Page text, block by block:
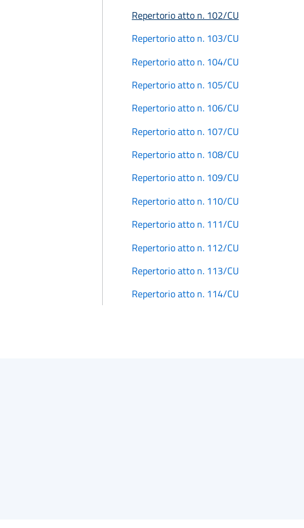
Repertorio atto n. 102/CU
Repertorio atto n. 103/CU
Repertorio atto n. 104/CU
Repertorio atto n. 105/CU
Repertorio atto n. 106/CU
Repertorio atto n. 107/CU
Repertorio atto n. 108/CU
Repertorio atto n. 109/CU
Repertorio atto n. 110/CU
Repertorio atto n. 111/CU
Repertorio atto n. 112/CU
Repertorio atto n. 113/CU
Repertorio atto n. 114/CU